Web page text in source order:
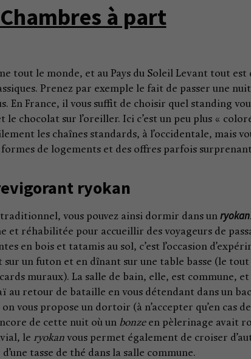
Chambres à part
tout le monde, et au Pays du Soleil Levant tout
Prenez par exemple le fait de passer une
En France, il vous suffit de choisir quel standing
le chocolat sur l’oreiller. Ici c’est un peu plus «
les chaînes standards, à l’occidentale, mais
formes de logements et des offres parfois
ryokan
vous pouvez ainsi dormir dans un ryokan
et réhabilitée pour accueillir des voyageurs de
en bois et tatamis au sol, c’est l’occasion
un futon et en dînant sur une table basse (le
muraux). La salle de bain, elle, est commune, et
au retour de bataille en vous détendant dans un
vous propose un dortoir (à n’accepter qu’en cas
de cette nuit où un bonzeen pèlerinage avait
le ryokan vous permet également de croiser
tasse de thé dans la salle commune.